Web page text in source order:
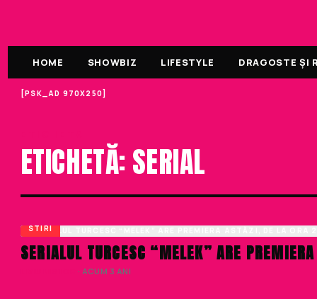
HOME SHOWBIZ LIFESTYLE DRAGOSTE ȘI
[PSK_AD 970X250]
ETICHETĂ: SERIAL
STIRI
SERIALUL TURCESC “MELEK” ARE
· ACUM 3 ANI